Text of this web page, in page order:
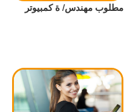
مطلوب مهندس/ ة كمبيوتر